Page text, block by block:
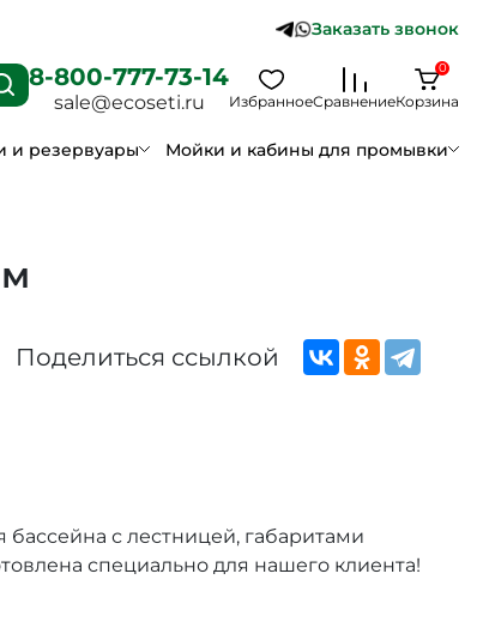
Заказать звонок
8-800-777-73-14
sale@ecoseti.ru ИзбранноеСравнениеКорзина
0
и резервуары Мойки и кабины для промывки
Поделиться ссылкой
бассейна с лестницей, габаритами
специально для нашего клиента!